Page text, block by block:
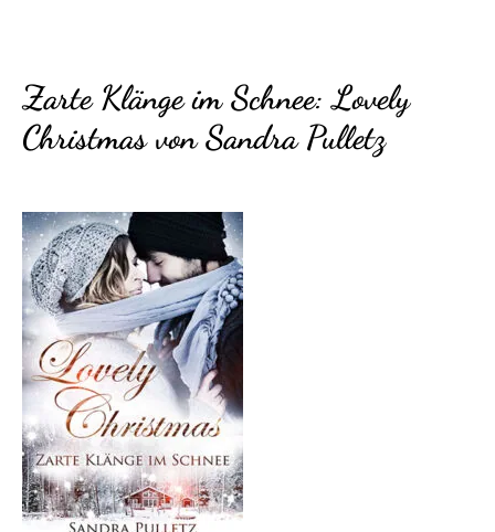
Zarte Klänge im Schnee: Lovely
Christmasvon Sandra Pulletz